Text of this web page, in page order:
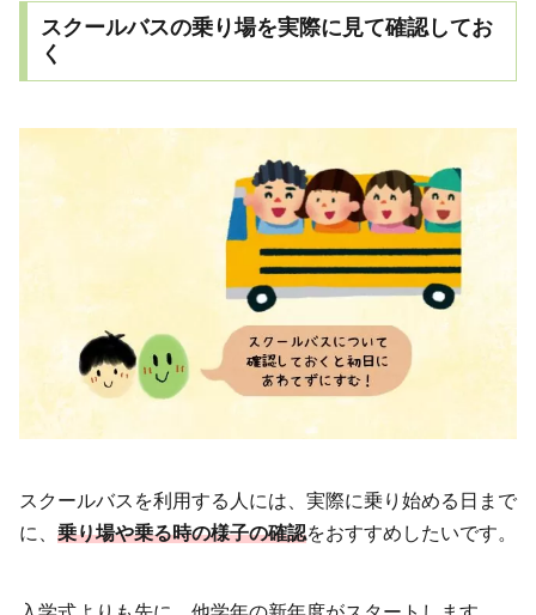
スクールバスの乗り場を実際に見て確認してお
く
スクールバスを利用する人には、実際に乗り始める日まで
に、 乗り場や乗る時の様子の確認をおすすめしたいです。